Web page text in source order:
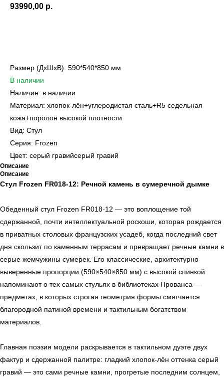
93990,00 р.
Размер (ДxШxВ): 590*540*850 мм
В наличии
Наличие: в наличии
Материал: хлопок-лён+углеродистая сталь+R5 седельная
кожа+поролон высокой плотности
Вид: Стул
Серия: Frozen
Цвет: серый гравийсерый гравий
Описание
Описание
Стул Frozen FR018-12: Речной камень в сумеречной дымке
Обеденный стул Frozen FR018-12 — это воплощение той
сдержанной, почти интеллектуальной роскоши, которая рождается
в приватных столовых французских усадеб, когда последний свет
дня скользит по каменным террасам и превращает речные камни в
серые жемчужины сумерек. Его классические, архитектурно
выверенные пропорции (590×540×850 мм) с высокой спинкой
напоминают о тех самых стульях в библиотеках Прованса —
предметах, в которых строгая геометрия формы смягчается
благородной патиной времени и тактильным богатством
материалов.
Главная поэзия модели раскрывается в тактильном дуэте двух
фактур и сдержанной палитре: гладкий хлопок-лён оттенка серый
гравий — это сами речные камни, прогретые последним солнцем,